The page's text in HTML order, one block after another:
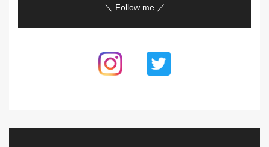
＼ Follow me ／